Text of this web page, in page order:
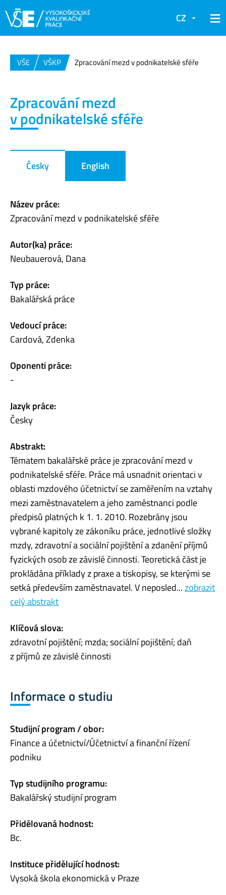
CZ
VŠE VŠKP Zpracování mezd v podnikatelské sféře
Zpracování mezd
v podnikatelské sféře
Česky English
Název práce:
Zpracování mezd v podnikatelské sféře
Autor(ka) práce:
Neubauerová, Dana
Typ práce:
Bakalářská práce
Vedoucí práce:
Cardová, Zdenka
Oponenti práce:
-
Jazyk práce:
Česky
Abstrakt:
Tématem bakalářské práce je zpracování mezd v
podnikatelské sféře. Práce má usnadnit orientaci v
oblasti mzdového účetnictví se zaměřením na vztahy
mezi zaměstnavatelem a jeho zaměstnanci podle
předpisů platných k 1. 1. 2010. Rozebrány jsou
vybrané kapitoly ze zákoníku práce, jednotlivé složky
mzdy, zdravotní a sociální pojištění a zdanění příjmů
fyzických osob ze závislé činnosti. Teoretická část je
prokládána příklady z praxe a tiskopisy, se kterými se
setká především zaměstnavatel. V neposled...zobrazit
celý abstrakt
Klíčová slova:
zdravotní pojištění; mzda; sociální pojištění; daň
z příjmů ze závislé činnosti
Informace o studiu
Studijní program / obor:
Finance a účetnictví/Účetnictví a finanční řízení
podniku
Typ studijního programu:
Bakalářský studijní program
Přidělovaná hodnost:
Bc.
Instituce přidělující hodnost:
Vysoká škola ekonomická v Praze